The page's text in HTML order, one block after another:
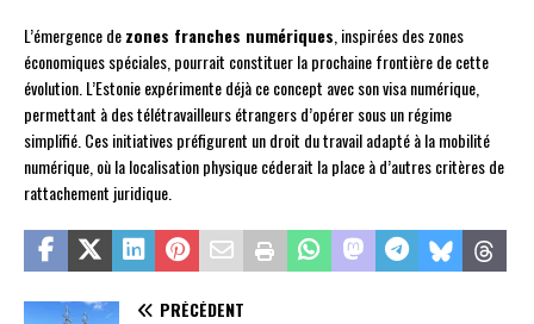
L’émergence dezones franches numériques, inspirées des zones
économiques spéciales, pourrait constituer la prochaine frontière de cette
évolution. L’Estonie expérimente déjà ce concept avec son visa numérique,
permettant à des télétravailleurs étrangers d’opérer sous un régime
simplifié. Ces initiatives préfigurent un droit du travail adapté à la mobilité
numérique, où la localisation physique céderait la place à d’autres critères de
rattachement juridique.
PRÉCÉDENT